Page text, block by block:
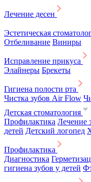
Лечение десен
Эстетическая
Отбеливание Виниры
Исправление прикуса
Элайнеры Брекеты
Гигиена полости рта
Чистка зубов Air Flow
Детская стоматология
Профилактика Лечение
детей Детский логопед
Профилактика
Диагностика
гигиена зубов у детей